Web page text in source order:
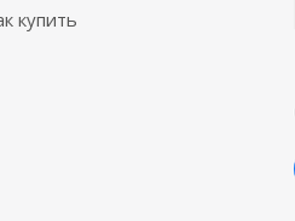
купить